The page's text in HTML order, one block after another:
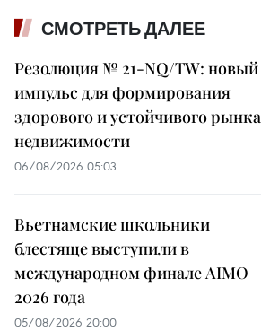
СМОТРЕТЬ ДАЛЕЕ
Резолюция № 21-NQ/TW: новый
импульс для формирования
здорового и устойчивого рынка
недвижимости
06/08/2026 05:03
Вьетнамские школьники
блестяще выступили в
международном финале AIMO
2026 года
05/08/2026 20:00